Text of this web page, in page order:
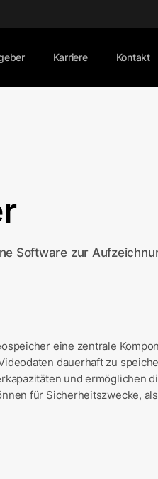
Karriere Kontakt
Software zur
eine zentrale
dauerhaft zu
und ermöglichen
für Sicherheitszwecke,